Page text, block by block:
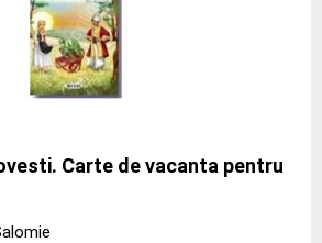
Carte de vacanta pentru